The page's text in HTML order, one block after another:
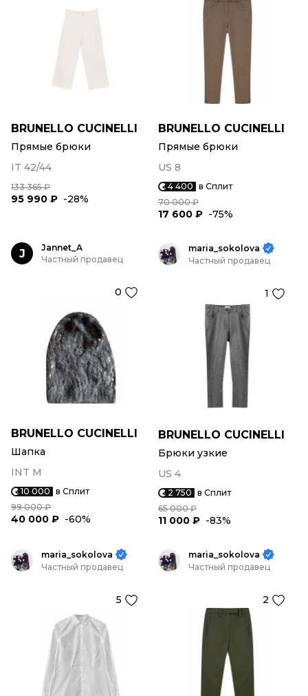
BRUNELLO CUCINELLI
Прямые брюки
IT 42/44
133 365 ₽
95 990 ₽ -28%
BRUNELLO CUCINELLI
Прямые брюки
US 8
4 400 в Сплит
70 000 ₽
17 600 ₽ -75%
J
Jannet_A
Частный продавец
0
BRUNELLO CUCINELLI
Шапка
INT M
10 000 в Сплит
99 000 ₽
40 000 ₽ -60%
maria_sokolova
Частный продавец
1
BRUNELLO CUCINELLI
Брюки узкие
US 4
2 750 в Сплит
65 000 ₽
11 000 ₽ -83%
maria_sokolova
Частный продавец
5
maria_sokolova
Частный продавец
2